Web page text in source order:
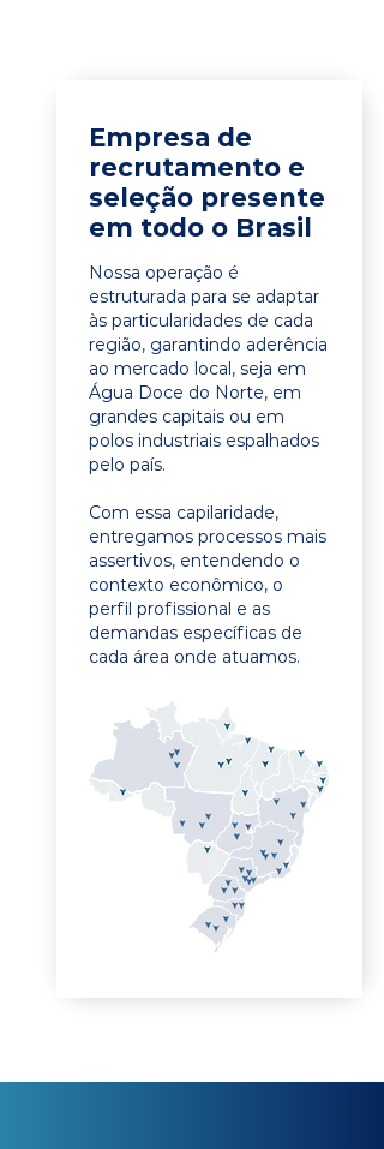
Empresa de
recrutamento e
seleção presente
em todo o Brasil
Nossa operação é
estruturada para se adaptar
às particularidades de cada
região, garantindo aderência
ao mercado local, seja em
Água Doce do Norte, em
grandes capitais ou em
polos industriais espalhados
pelo país.
Com essa capilaridade,
entregamos processos mais
assertivos, entendendo o
contexto econômico, o
perfil profissional e as
demandas específicas de
cada área onde atuamos.